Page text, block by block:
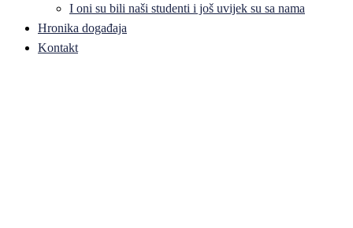
I oni su bili naši studenti i još uvijek su sa nama
Hronika događaja
Kontakt